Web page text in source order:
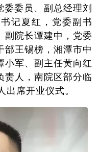
委员、副总经理刘
记夏红，党委副书
副院长谭建中，党委
王锡榜，湘潭市中
小军、副主任黄向红
责人，南院区部分临
席开业仪式。